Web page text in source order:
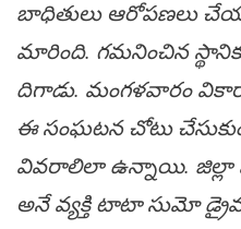
బాధితులు ఆరోప‌ణ‌లు
మారింది. గ‌మనించిన
దిగాడు. మంగ‌ళ‌వారం
ఈ సంఘ‌ట‌న చోటు
వివ‌రాలిలా ఉన్నాయి. జిల్లా
అనే వ్య‌క్తి టాటా సుమో